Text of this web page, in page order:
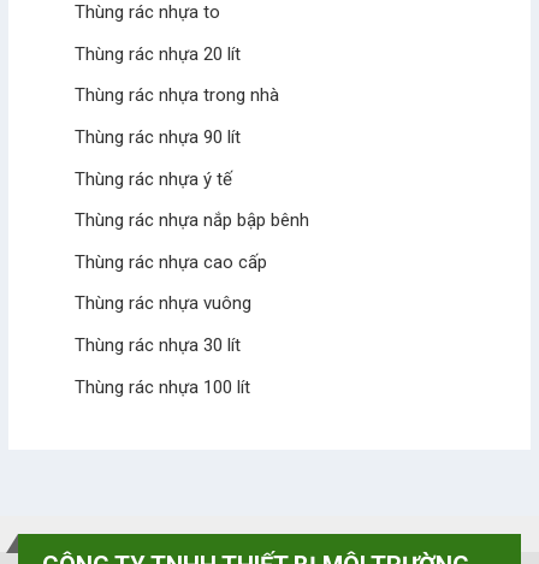
Thùng rác nhựa to
Thùng rác nhựa 20 lít
Thùng rác nhựa trong nhà
Thùng rác nhựa 90 lít
Thùng rác nhựa ý tế
Thùng rác nhựa nắp bập bênh
Thùng rác nhựa cao cấp
Thùng rác nhựa vuông
Thùng rác nhựa 30 lít
Thùng rác nhựa 100 lít